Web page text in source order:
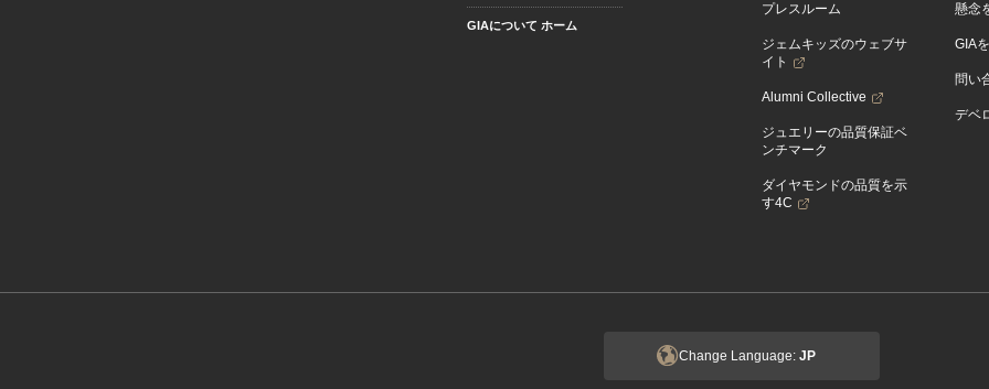
GIAについて ホーム
プレスルーム
ジェムキッズのウェブサ
イト
Alumni Collective
ジュエリーの品質保証ベ
ンチマーク
ダイヤモンドの品質を示
す4C
懸念
GIA
問い
デベ
Change Language: JP